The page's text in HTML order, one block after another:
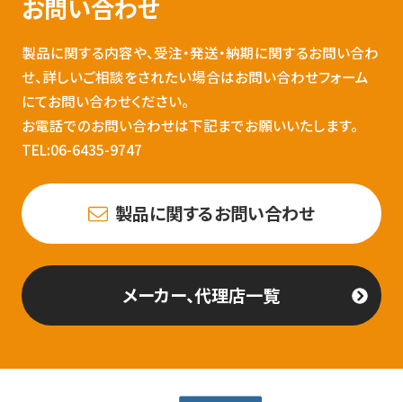
お問い合わせ
製品に関する内容や、受注・発送・納期に関するお問い合わ
せ、詳しいご相談をされたい場合はお問い合わせフォーム
にてお問い合わせください。
お電話でのお問い合わせは下記までお願いいたします。
TEL:06-6435-9747
製品に関するお問い合わせ
メーカー、代理店一覧